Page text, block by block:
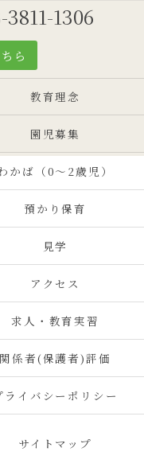
3811-1306
ら
教育理念
園児募集
かば（0～2歳児）
預かり保育
見学
アクセス
求人・教育実習
関係者(保護者)評価
ライバシーポリシー
サイトマップ